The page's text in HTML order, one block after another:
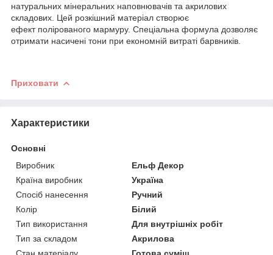
натуральних мінеральних наповнювачів та акрилових
складових. Цей розкішний матеріал створює
ефект полірованого мармуру. Спеціальна формула дозволяє
отримати насичені тони при економній витраті барвників.
Приховати
Характеристики
Основні
Виробник
Ельф Декор
Країна виробник
Україна
Спосіб нанесення
Ручний
Колір
Білий
Тип використання
Для внутрішніх робіт
Тип за складом
Акрилова
Стан матеріалу
Готова суміш